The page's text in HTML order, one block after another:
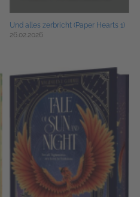
Und alles zerbricht (Paper Hearts 1)
26.02.2026